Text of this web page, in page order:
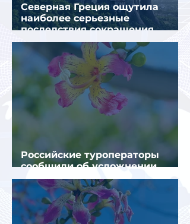
Северная Греция ощутила
наиболее серьезные
последствия сокращения
турпотока из России
Российские туроператоры
сообщили об усложнении
получения виз в Грецию